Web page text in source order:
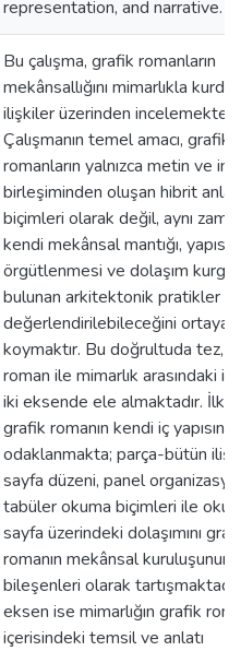
representation, and narrative.
Bu çalışma, grafik romanların
mekânsallığını mimarlıkla
ilişkiler üzerinden
Çalışmanın temel amacı, grafik
romanların yalnızca metin ve
birleşiminden oluşan hibrit anlatı
biçimleri olarak değil, aynı
kendi mekânsal mantığı, yapısal
örgütlenmesi ve dolaşım
bulunan arkitektonik pratikler
değerlendirilebileceğini ortaya
koymaktır. Bu doğrultuda tez,
roman ile mimarlık arasındaki
iki eksende ele almaktadır. İlk
grafik romanın kendi iç yapısına
odaklanmakta; parça-bütün
sayfa düzeni, panel
tabüler okuma biçimleri ile
sayfa üzerindeki dolaşımını
romanın mekânsal kuruluşunun
bileşenleri olarak
eksen ise mimarlığın grafik
içerisindeki temsil ve anlatı